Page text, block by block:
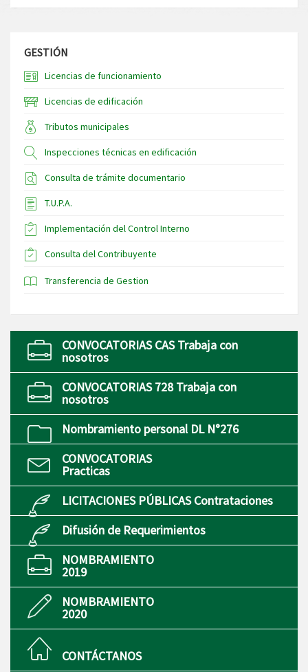
GESTIÓN
Licencias de funcionamiento
Licencias de edificación
Tributos municipales
Inspecciones técnicas en edificación
Consulta de trámite documentario
T.U.P.A.
Implementación del Control Interno
Consulta del Contribuyente
Transferencia de Gestion
CONVOCATORIAS CAS Trabaja con
nosotros
CONVOCATORIAS 728 Trabaja con
nosotros
Nombramiento personal DL N°276
CONVOCATORIAS
Practicas
LICITACIONES PÚBLICAS Contrataciones
Difusión de Requerimientos
NOMBRAMIENTO
2019
NOMBRAMIENTO
2020
CONTÁCTANOS